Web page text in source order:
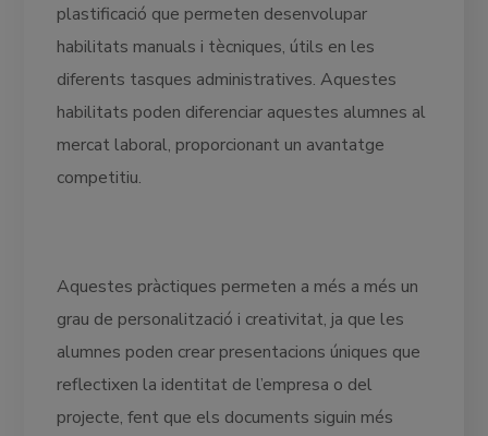
plastificació que permeten desenvolupar
habilitats manuals i tècniques, útils en les
diferents tasques administratives. Aquestes
habilitats poden diferenciar aquestes alumnes al
mercat laboral, proporcionant un avantatge
competitiu.
Aquestes pràctiques permeten a més a més un
grau de personalització i creativitat, ja que les
alumnes poden crear presentacions úniques que
reflectixen la identitat de l’empresa o del
projecte, fent que els documents siguin més